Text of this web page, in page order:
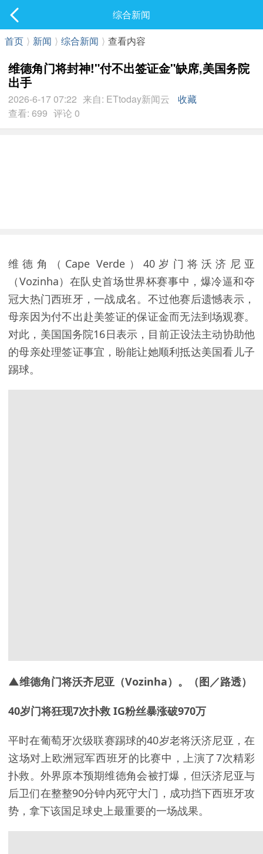
最新发表
综合新闻
首页 ⟩ 新闻 ⟩ 综合新闻 ⟩ 查看内容
维德角门将封神!"付不出签证金"缺席,美国务院
出手
2026-6-17 07:22 来自: ETtoday新闻云
收藏
查看: 699 评论 0
维德角（Cape Verde）40岁门将沃济尼亚
（Vozinha）在队史首场世界杯赛事中，爆冷逼和夺
冠大热门西班牙，一战成名。不过他赛后遗憾表示，
母亲因为付不出赴美签证的保证金而无法到场观赛。
对此， 美国国务院16日表示，目前正设法主动协助他
的母亲处理签证事宜，盼能让她顺利抵达美国看儿子
踢球。
▲维德角门将沃齐尼亚（Vozinha）。（图／路透）
40岁门将狂现7次扑救 IG粉丝暴涨破970万
平时在葡萄牙次级联赛踢球的40岁老将沃济尼亚，在
这场对上欧洲冠军西班牙的比赛中，上演了7次精彩
扑救。外界原本预期维德角会被打爆，但沃济尼亚与
后卫们在整整90分钟内死守大门，成功挡下西班牙攻
势，拿下该国足球史上最重要的一场战果。